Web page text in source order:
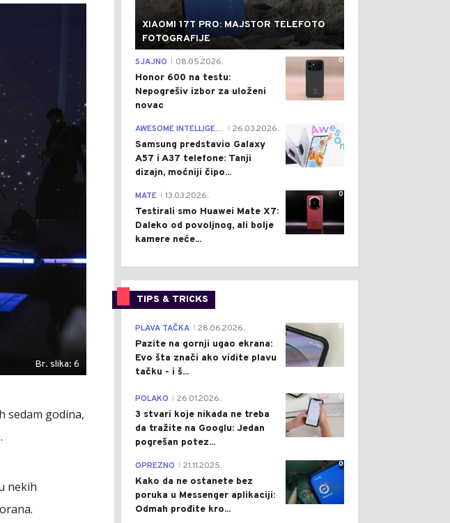
Br. slika: 6
sedam godina,
nekih
XIAOMI 17T PRO: MAJSTOR TELEFOTO
FOTOGRAFIJE
0
SJAJNO 08.05.2026.
Honor 600 na testu:
Nepogrešiv izbor za uloženi
novac
AWESOME INTELLIGENCE 26.03.2026.
Samsung predstavio Galaxy
A57 i A37 telefone: Tanji
dizajn, moćniji čipo...
0
MATE 13.03.2026.
Testirali smo Huawei Mate X7:
Daleko od povoljnog, ali bolje
kamere neće...
TIPS & TRICKS
0
PLAVA TAČKA 28.06.2026.
Pazite na gornji ugao ekrana:
Evo šta znači ako vidite plavu
tačku - i š...
0
POLAKO 26.01.2026.
3 stvari koje nikada ne treba
da tražite na Googlu: Jedan
pogrešan potez...
0
OPREZNO 21.11.2025.
Kako da ne ostanete bez
poruka u Messenger aplikaciji:
Odmah prođite kro...